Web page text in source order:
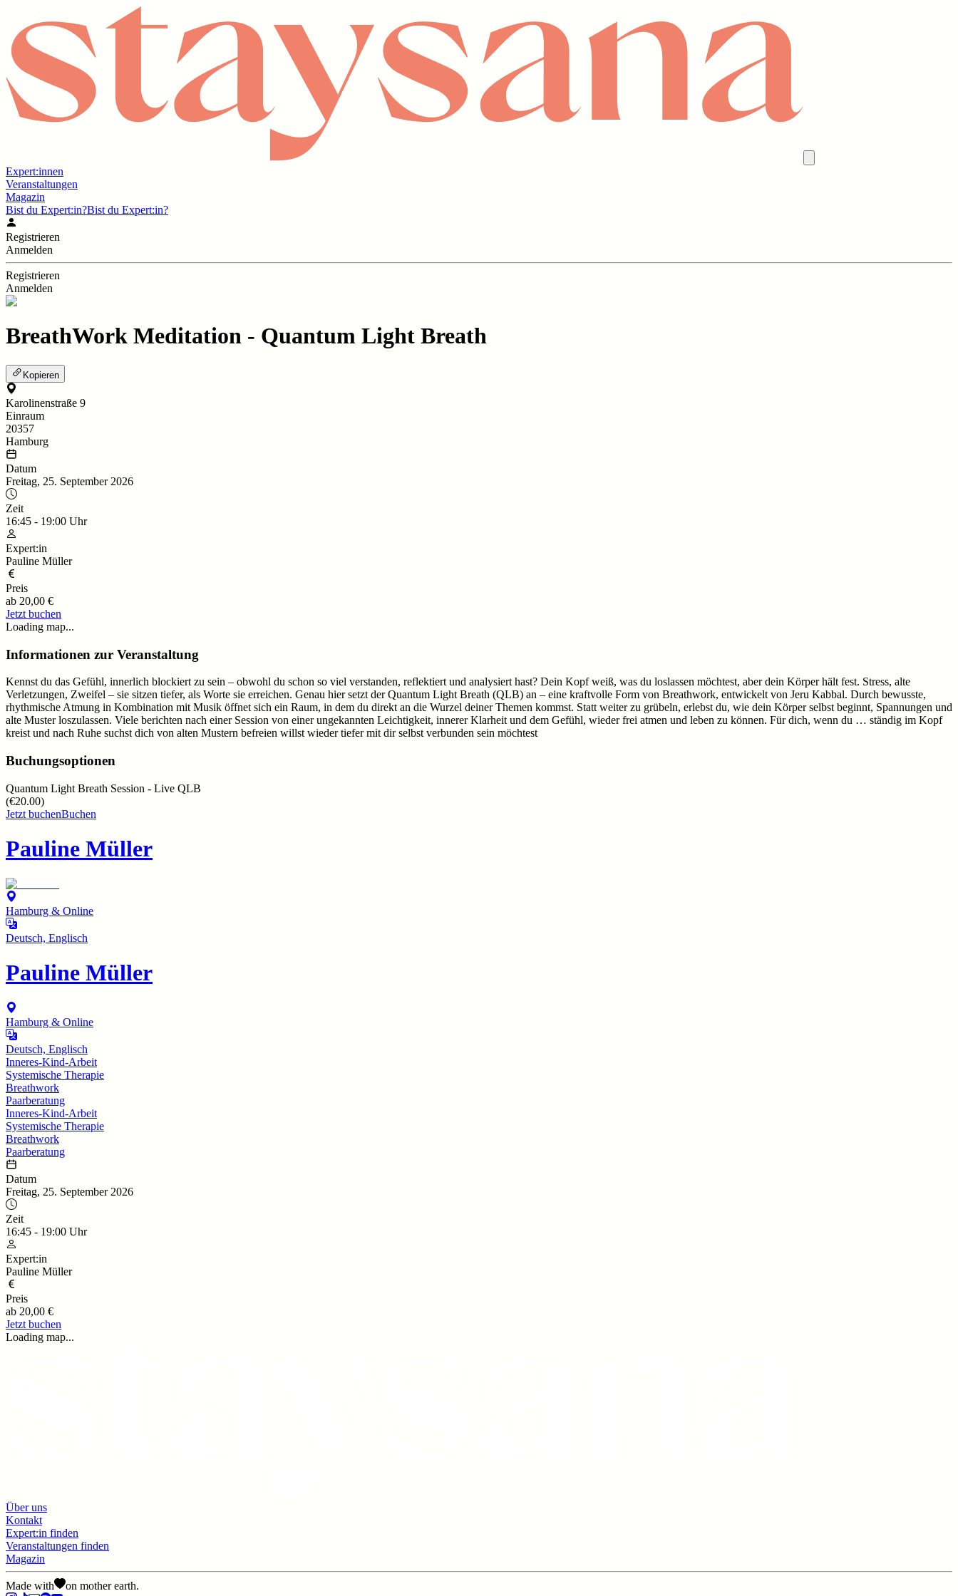
Expert:innen
Veranstaltungen
Magazin
Bist du Expert:in?Bist du Expert:in?
Registrieren
Anmelden
Registrieren
Anmelden
BreathWork Meditation - Quantum Light Breath
Kopieren
Karolinenstraße 9
Einraum
20357
Hamburg
Datum
Freitag, 25. September 2026
Zeit
16:45 - 19:00 Uhr
Expert:in
Pauline Müller
Preis
ab 20,00 €
Jetzt buchen
Loading map...
Informationen zur Veranstaltung
Kennst du das Gefühl, innerlich blockiert zu sein – obwohl du schon so viel verstanden, reflektiert und analysiert hast? Dein Kopf weiß, was du loslassen möchtest, aber dein Körper hält fest. Stress, alte
Verletzungen, Zweifel – sie sitzen tiefer, als Worte sie erreichen. Genau hier setzt der Quantum Light Breath (QLB) an – eine kraftvolle Form von Breathwork, entwickelt von Jeru Kabbal. Durch bewusste,
rhythmische Atmung in Kombination mit Musik öffnet sich ein Raum, in dem du direkt an die Wurzel deiner Themen kommst. Statt weiter zu grübeln, erlebst du, wie dein Körper selbst beginnt, Spannungen und
alte Muster loszulassen. Viele berichten nach einer Session von einer ungekannten Leichtigkeit, innerer Klarheit und dem Gefühl, wieder frei atmen und leben zu können. Für dich, wenn du … ständig im Kopf
kreist und nach Ruhe suchst dich von alten Mustern befreien willst wieder tiefer mit dir selbst verbunden sein möchtest
Buchungsoptionen
Quantum Light Breath Session - Live QLB
(€20.00)
Jetzt buchenBuchen
Pauline Müller
Hamburg & Online
Deutsch, Englisch
Pauline Müller
Hamburg & Online
Deutsch, Englisch
Inneres-Kind-Arbeit
Systemische Therapie
Breathwork
Paarberatung
Inneres-Kind-Arbeit
Systemische Therapie
Breathwork
Paarberatung
Datum
Freitag, 25. September 2026
Zeit
16:45 - 19:00 Uhr
Expert:in
Pauline Müller
Preis
ab 20,00 €
Jetzt buchen
Loading map...
Über uns
Kontakt
Expert:in finden
Veranstaltungen finden
Magazin
Made with on mother earth.